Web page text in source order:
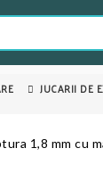
JUCARII DE
1,8 mm cu